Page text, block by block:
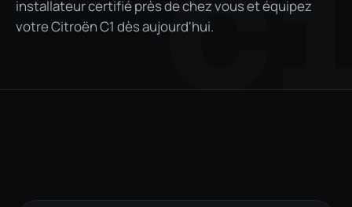
installateur certifié près de chez vous et équipez
votre Citroën C1 dès aujourd'hui.